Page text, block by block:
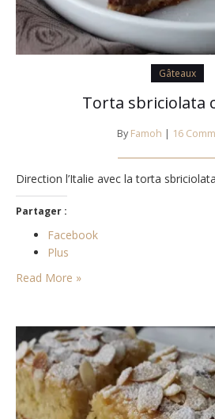
Gâteaux
Torta sbriciolata
By Famoh | 16
Direction l’Italie avec la torta
Partager :
Facebook
Plus
Read More »